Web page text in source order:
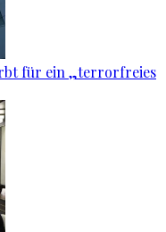
für ein „terrorfreies